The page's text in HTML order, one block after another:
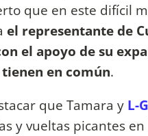
que en este difícil
el representante de
el apoyo de su
en común.
que Tamara y L-
y vueltas picantes en